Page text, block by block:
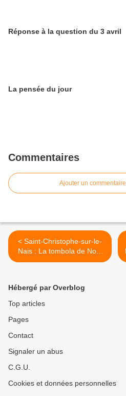
Réponse à la question du 3 avril
La pensée du jour
Commentaires
Ajouter un commentaire
< Saint-Christophe-sur-le-
Nais : La tombola de Noël
des commerçants
Hébergé par Overblog
Top articles
Pages
Contact
Signaler un abus
C.G.U.
Cookies et données personnelles